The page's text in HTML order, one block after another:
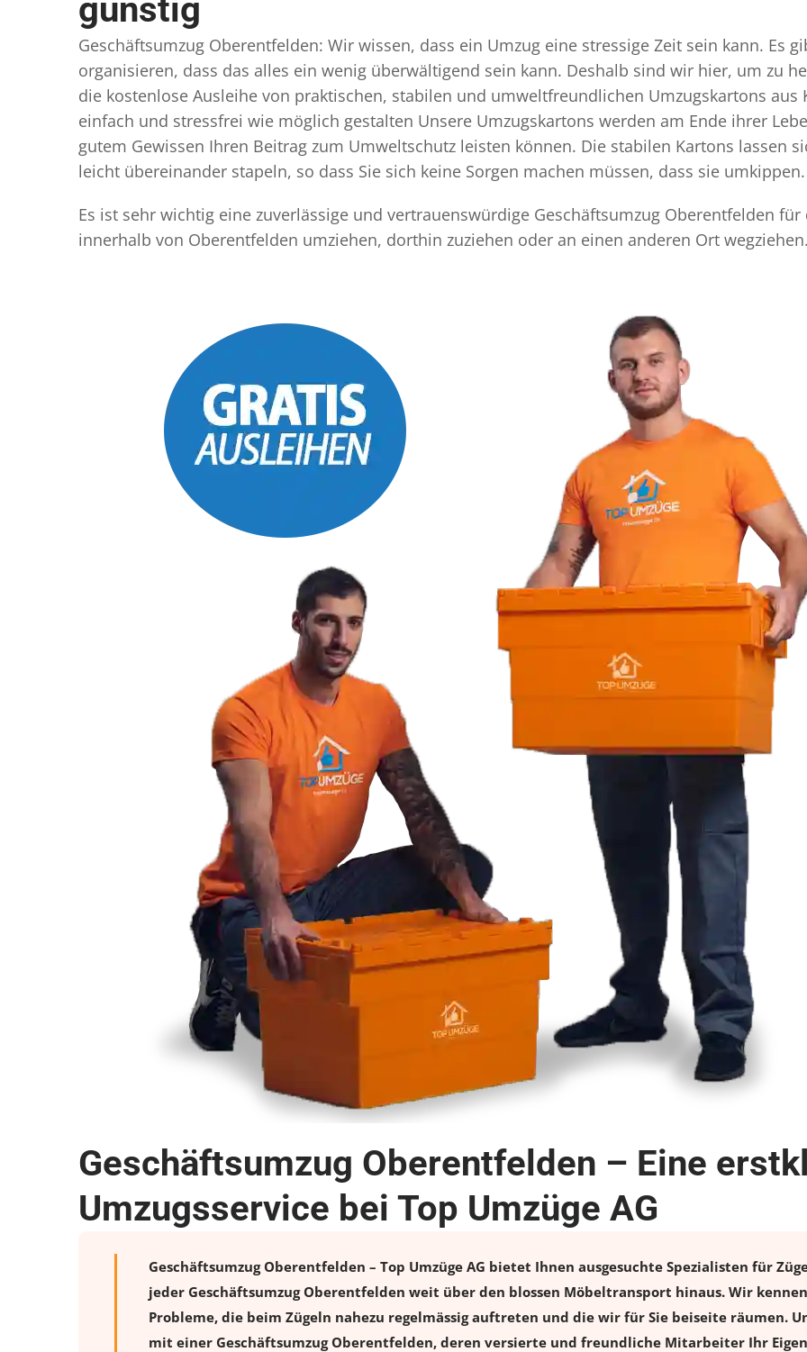
günstig
Geschäftsumzug Oberentfelden: Wir wissen, dass ein Umzug eine stressige Zeit sein kann. Es
organisieren, dass das alles ein wenig überwältigend sein kann. Deshalb sind wir hier, um zu
die kostenlose Ausleihe von praktischen, stabilen und umweltfreundlichen Umzugskartons
einfach und stressfrei wie möglich gestalten Unsere Umzugskartons werden am Ende ihrer
gutem Gewissen Ihren Beitrag zum Umweltschutz leisten können. Die stabilen Kartons lassen
leicht übereinander stapeln, so dass Sie sich keine Sorgen machen müssen, dass sie
Es ist sehr wichtig eine zuverlässige und vertrauenswürdige Geschäftsumzug Oberentfelden
innerhalb von Oberentfelden umziehen, dorthin zuziehen oder an einen anderen Ort wegziehen.
Geschäftsumzug Oberentfelden – Eine
Umzugsservice bei Top Umzüge AG
Geschäftsumzug Oberentfelden – Top Umzüge AG bietet Ihnen ausgesuchte Spezialisten für
jeder Geschäftsumzug Oberentfelden weit über den blossen Möbeltransport hinaus. Wir
Probleme, die beim Zügeln nahezu regelmässig auftreten und die wir für Sie beiseite räumen.
mit einer Geschäftsumzug Oberentfelden, deren versierte und freundliche Mitarbeiter Ihr